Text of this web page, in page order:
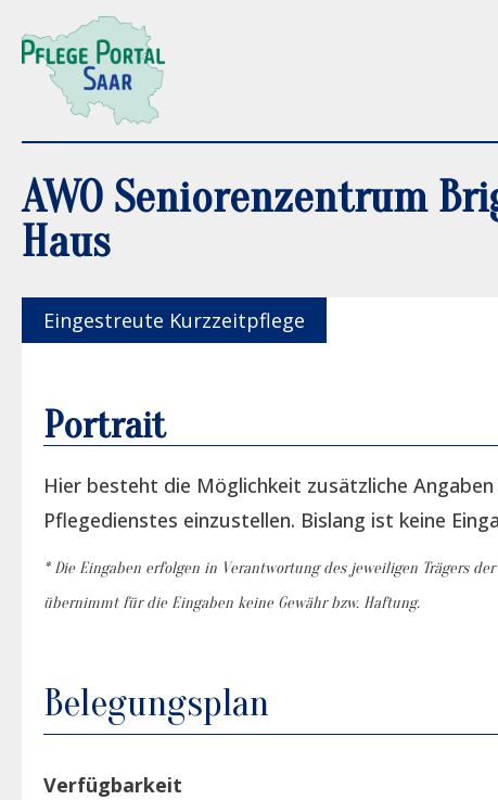
AWO Seniorenzentrum
Haus
Eingestreute Kurzzeitpflege
Portrait
Hier besteht die Möglichkeit zusätzliche
Pflegedienstes einzustellen. Bislang ist keine
* Die Eingaben erfolgen in Verantwortung des jeweiligen Trägers
übernimmt für die Eingaben keine Gewähr bzw. Haftung.
Belegungsplan
Verfügbarkeit